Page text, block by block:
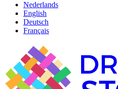
Nederlands
English
Deutsch
Français